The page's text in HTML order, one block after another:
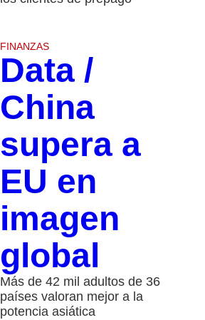
FINANZAS
Data /
China
supera a
EU en
imagen
global
Más de 42 mil adultos de 36
países valoran mejor a la
potencia asiática